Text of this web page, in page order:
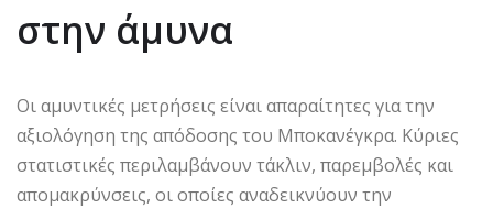
στην άμυνα
Οι αμυντικές μετρήσεις είναι απαραίτητες για την
αξιολόγηση της απόδοσης του Μποκανέγκρα. Κύριες
στατιστικές περιλαμβάνουν τάκλιν, παρεμβολές και
απομακρύνσεις, οι οποίες αναδεικνύουν την